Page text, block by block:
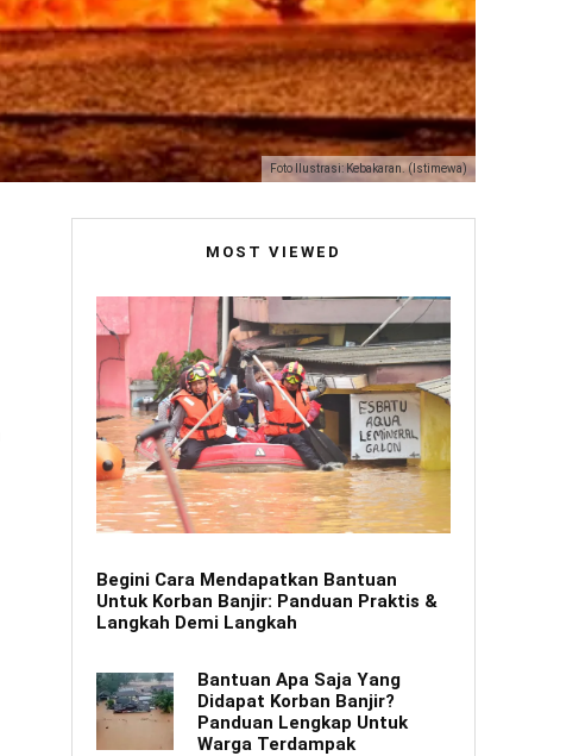
Foto Ilustrasi: Kebakaran. (Istimewa)
MOST VIEWED
Begini Cara Mendapatkan Bantuan
Untuk Korban Banjir: Panduan Praktis &
Langkah Demi Langkah
Bantuan Apa Saja Yang
Didapat Korban Banjir?
Panduan Lengkap Untuk
Warga Terdampak